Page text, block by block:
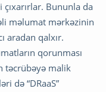
Bununla da
məlumat mərkəzinin
aradan qalxır.
qorunması
təcrübəyə malik
də “DRaaS”